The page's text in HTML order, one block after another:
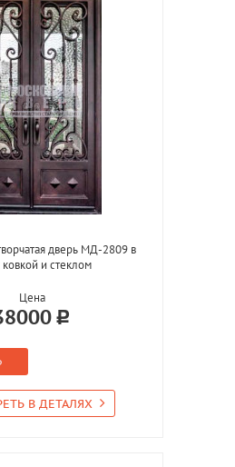
дверь МД-2809 в
и стеклом
Цена
В ДЕТАЛЯХ